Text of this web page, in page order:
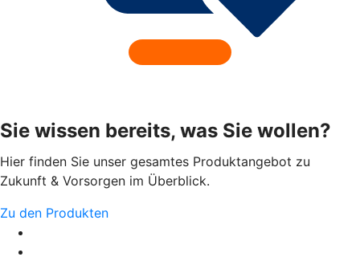
Sie wissen bereits, was Sie wollen?
Hier finden Sie unser gesamtes Produktangebot zu
Zukunft & Vorsorgen im Überblick.
Zu den Produkten